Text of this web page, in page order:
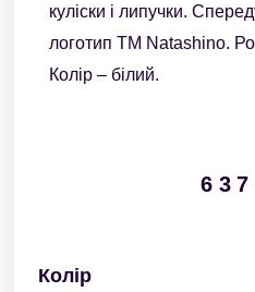
куліски і липучки.
логотип ТМ Natashino.
Колір – білий.
Колір